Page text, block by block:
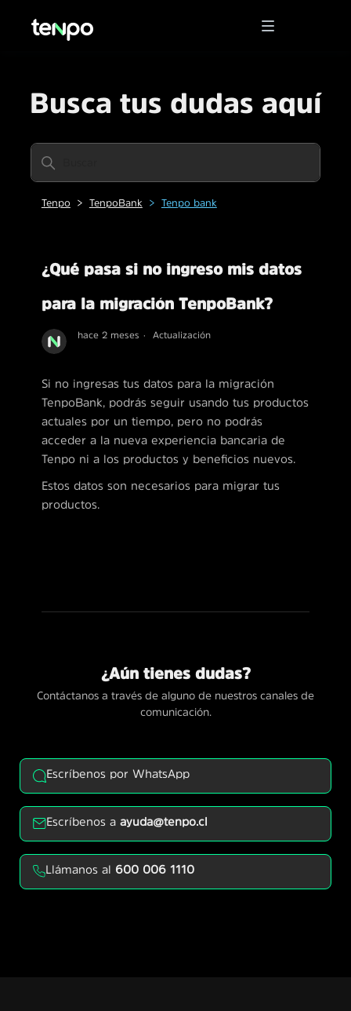
Busca tus dudas aquí
Tenpo TenpoBank Tenpo bank
¿Qué pasa si no ingreso mis datos
para la migración TenpoBank?
hace 2 meses Actualización
Si no ingresas tus datos para la migración
TenpoBank, podrás seguir usando tus productos
actuales por un tiempo, pero no podrás
acceder a la nueva experiencia bancaria de
Tenpo ni a los productos y beneficios nuevos.
Estos datos son necesarios para migrar tus
productos.
¿Aún tienes dudas?
Contáctanos a través de alguno de nuestros canales de
comunicación.
Escríbenos por WhatsApp
Escríbenos aayuda@tenpo.cl
Llámanos al 600 006 1110